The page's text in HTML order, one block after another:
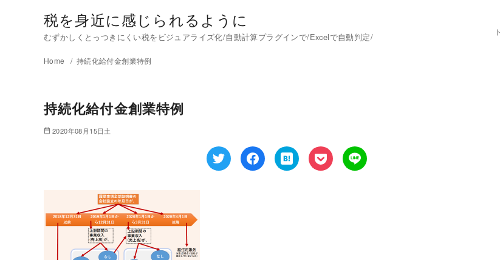
税を身近に感じられるように
むずかしくとっつきにくい税をビジュアライズ化/自動計算プラグインで/Excelで自動判定/
Home 持続化給付金創業特例
持続化給付金創業特例
2020年08月15日土